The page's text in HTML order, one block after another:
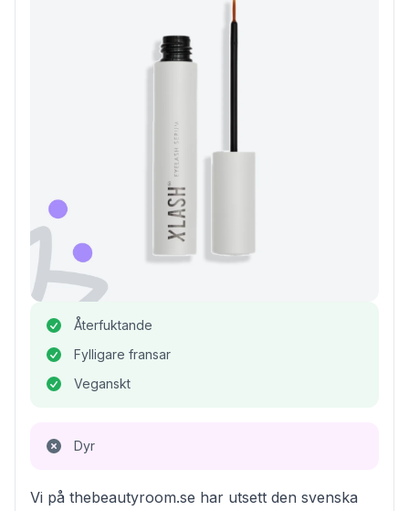
Återfuktande
Fylligare fransar
Veganskt
Dyr
Vi på thebeautyroom.se har utsett den svenska